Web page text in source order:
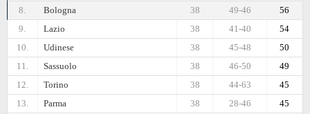
8.
Bologna 56
49-46
38
9.
Lazio 54
41-40
38
10.
Udinese 50
45-48
38
11.
Sassuolo 49
46-50
38
12.
Torino 45
44-63
38
13.
Parma 45
28-46
38